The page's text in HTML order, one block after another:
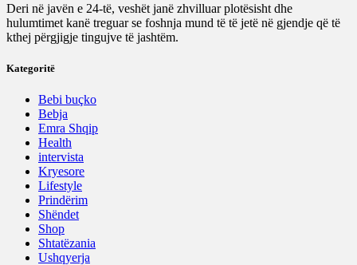
Deri në javën e 24-të, veshët janë zhvilluar plotësisht dhe
hulumtimet kanë treguar se foshnja mund të të jetë në gjendje që të
kthej përgjigje tingujve të jashtëm.
Kategoritë
Bebi buçko
Bebja
Emra Shqip
Health
intervista
Kryesore
Lifestyle
Prindërim
Shëndet
Shop
Shtatëzania
Ushqyerja